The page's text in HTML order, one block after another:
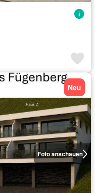
Foto anschauen
Neu